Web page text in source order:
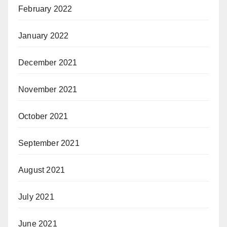
February 2022
January 2022
December 2021
November 2021
October 2021
September 2021
August 2021
July 2021
June 2021